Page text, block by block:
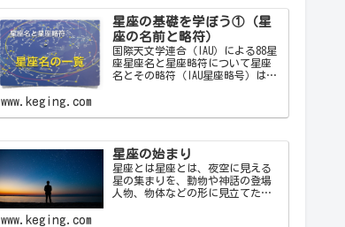
たしてきました。ここでは…
星座の基礎を学ぼう①（星
座の名前と略符）
国際天文学連合（IAU）による88星
座星座名と星座略符について星座
名とその略符（IAU星座略号）は、
www.keging.com
星座の始まり
星座とは星座とは、夜空に見える
星の集まりを、動物や神話の登場
人物、物体などの形に見立てたも
www.keging.com